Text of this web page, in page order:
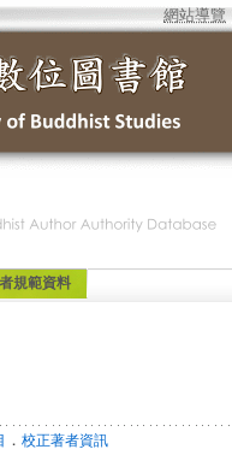
網站導覽
規範資料
． 校正著者資訊